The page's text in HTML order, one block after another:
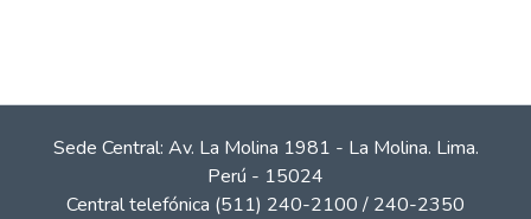
Sede Central: Av. La Molina 1981 - La Molina. Lima.
Perú - 15024
Central telefónica (511) 240-2100 / 240-2350